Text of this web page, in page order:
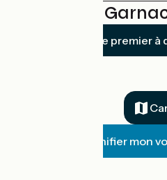
Avis sur La
Soyez le premier
Planifier mon